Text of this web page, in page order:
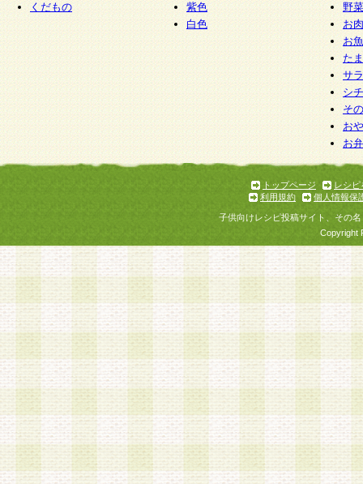
くだもの
紫色
白色
野
お
お
た
サ
シ
そ
お
お
トップページ
レシピ
利用規約
個人情報保
子供向けレシピ投稿サイト、その
Copyright